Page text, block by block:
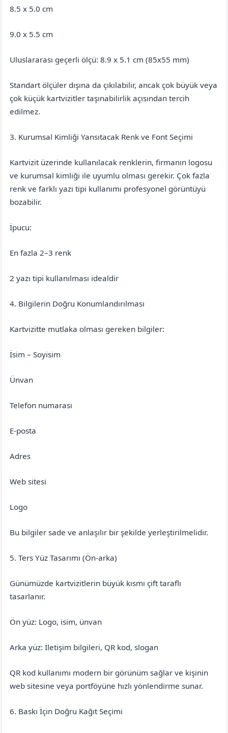
8.5 x 5.0 cm
9.0 x 5.5 cm
Uluslararası geçerli ölçü: 8.9 x 5.1 cm (85x55 mm)
Standart ölçüler dışına da çıkılabilir, ancak çok büyük veya
çok küçük kartvizitler taşınabilirlik açısından tercih
edilmez.
3. Kurumsal Kimliği Yansıtacak Renk ve Font Seçimi
Kartvizit üzerinde kullanılacak renklerin, firmanın logosu
ve kurumsal kimliği ile uyumlu olması gerekir. Çok fazla
renk ve farklı yazı tipi kullanımı profesyonel görüntüyü
bozabilir.
İpucu:
En fazla 2–3 renk
2 yazı tipi kullanılması idealdir
4. Bilgilerin Doğru Konumlandırılması
Kartvizitte mutlaka olması gereken bilgiler:
İsim – Soyisim
Ünvan
Telefon numarası
E-posta
Adres
Web sitesi
Logo
Bu bilgiler sade ve anlaşılır bir şekilde yerleştirilmelidir.
5. Ters Yüz Tasarımı (Ön-arka)
Günümüzde kartvizitlerin büyük kısmı çift taraflı
tasarlanır.
Ön yüz: Logo, isim, ünvan
Arka yüz: İletişim bilgileri, QR kod, slogan
QR kod kullanımı modern bir görünüm sağlar ve kişinin
web sitesine veya portföyüne hızlı yönlendirme sunar.
6. Baskı İçin Doğru Kağıt Seçimi